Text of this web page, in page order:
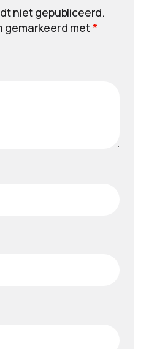
niet gepubliceerd.
gemarkeerd met*